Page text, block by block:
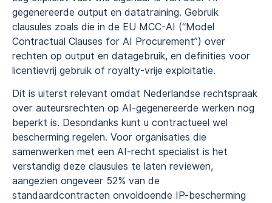
gegenereerde output en datatraining. Gebruik
clausules zoals die in de EU MCC-AI (“Model
Contractual Clauses for AI Procurement”) over
rechten op output en datagebruik, en definities voor
licentievrij gebruik of royalty-vrije exploitatie.
Dit is uiterst relevant omdat Nederlandse rechtspraak
over auteursrechten op AI-gegenereerde werken nog
beperkt is. Desondanks kunt u contractueel wel
bescherming regelen. Voor organisaties die
samenwerken met een AI-recht specialist is het
verstandig deze clausules te laten reviewen,
aangezien ongeveer 52% van de
standaardcontracten onvoldoende IP-bescherming